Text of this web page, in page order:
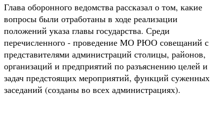
Глава оборонного ведомства рассказал о том, какие
вопросы были отработаны в ходе реализации
положений указа главы государства. Среди
перечисленного - проведение МО РЮО совещаний с
представителями администраций столицы, районов,
организаций и предприятий по разъяснению целей и
задач предстоящих мероприятий, функций суженных
заседаний (созданы во всех администрациях).